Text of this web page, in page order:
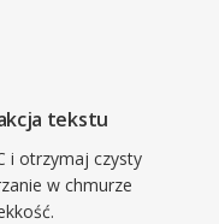
tekstu
i otrzymaj czysty
w chmurze